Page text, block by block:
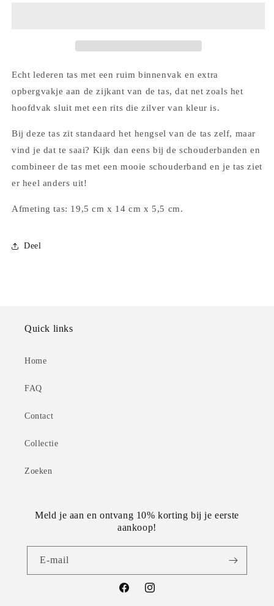
met
ritsje
glansje
met
ritsje
Echt lederen tas met een ruim binnenvak en extra
opbergvakje aan de zijkant van de tas, dat net zoals het
hoofdvak sluit met een rits die zilver van kleur is.
Bij deze tas zit standaard het hengsel van de tas zelf, maar
vind je dat te saai? Kijk dan eens bij de schouderbanden en
combineer de tas met een mooie schouderband en je tas ziet
er heel anders uit!
Afmeting tas: 19,5 cm x 14 cm x 5,5 cm.
Deel
Quick links
Home
FAQ
Contact
Collectie
Zoeken
Meld je aan en ontvang 10% korting bij je eerste
aankoop!
E‑mail
FacebookInstagram